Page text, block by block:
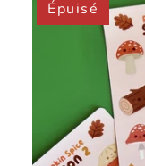
Épuisé